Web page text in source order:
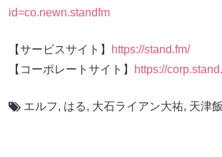
id=co.newn.standfm
【サービスサイト】
https://stand.fm/
【コーポレートサイト】
https://
エルフ, はる, 大石ライアン大祐, 天津